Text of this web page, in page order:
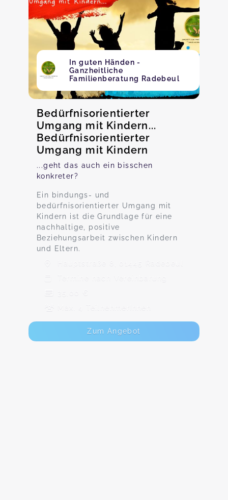
In guten Händen -
Ganzheitliche
Familienberatung Radebeul
Bedürfnisorientierter
Umgang mit Kindern...
Bedürfnisorientierter
Umgang mit Kindern
...geht das auch ein bisschen
konkreter?
Ein bindungs- und
bedürfnisorientierter Umgang mit
Kindern ist die Grundlage für eine
nachhaltige, positive
Beziehungsarbeit zwischen Kindern
und Eltern.
Hauptstraße 8, 01445 Radebeul
Termine nach Vereinbarung
35,00 €
Max. 4 TeilnehmerInnen
Zum Angebot